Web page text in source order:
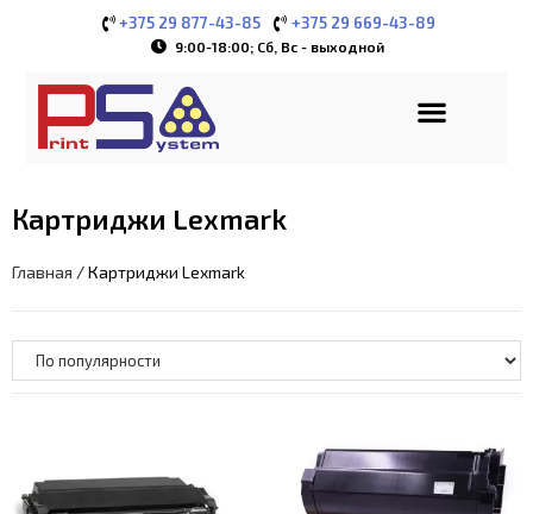
+375 29 877-43-85 +375 29 669-43-89
9:00-18:00; Сб, Вс - выходной
Картриджи Lexmark
Главная / Картриджи Lexmark